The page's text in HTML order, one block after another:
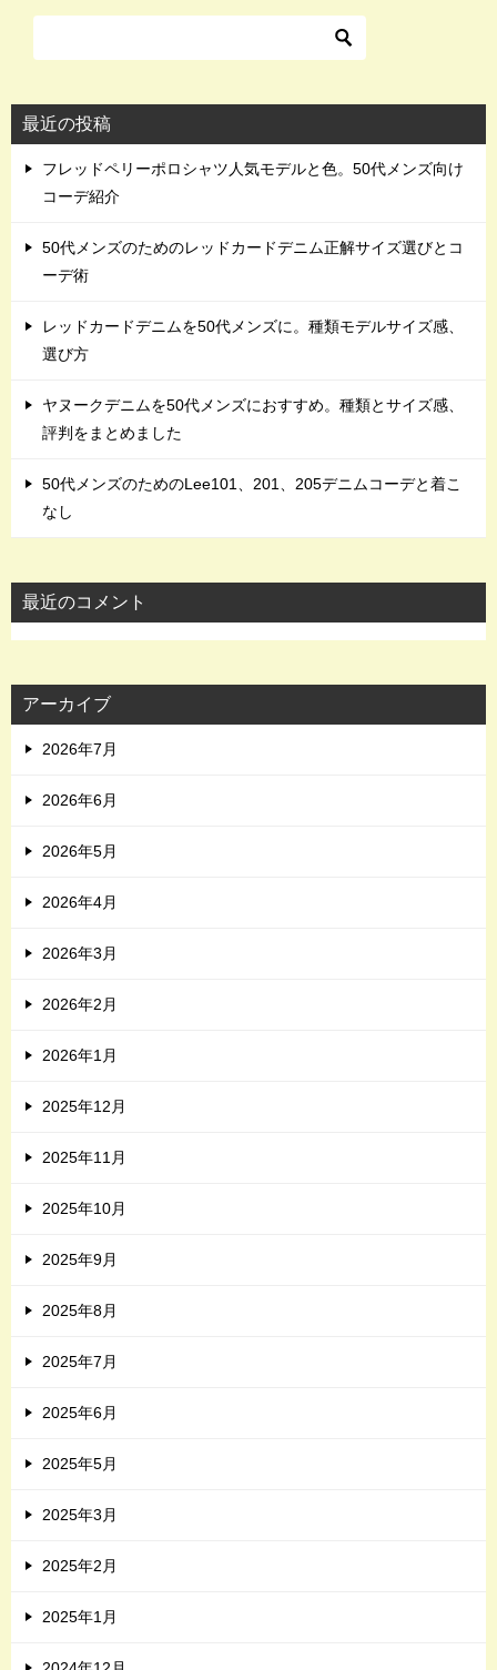
最近の投稿
フレッドペリーポロシャツ人気モデルと色。50代メンズ向け
コーデ紹介
50代メンズのためのレッドカードデニム正解サイズ選びとコ
ーデ術
レッドカードデニムを50代メンズに。種類モデルサイズ感、
選び方
ヤヌークデニムを50代メンズにおすすめ。種類とサイズ感、
評判をまとめました
50代メンズのためのLee101、201、205デニムコーデと着こ
なし
最近のコメント
アーカイブ
2026年7月
2026年6月
2026年5月
2026年4月
2026年3月
2026年2月
2026年1月
2025年12月
2025年11月
2025年10月
2025年9月
2025年8月
2025年7月
2025年6月
2025年5月
2025年3月
2025年2月
2025年1月